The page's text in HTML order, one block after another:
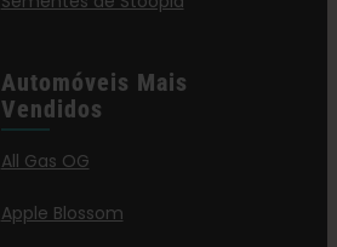
Automóveis Mais
Vendidos
All Gas OG
Apple Blossom